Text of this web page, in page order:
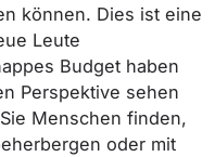
können. Dies ist eine
Leute
Budget haben
Perspektive sehen
Menschen finden,
oder mit